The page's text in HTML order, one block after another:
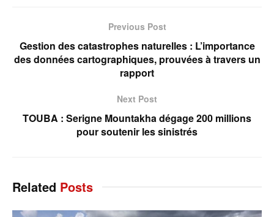
Previous Post
Gestion des catastrophes naturelles : L’importance
des données cartographiques, prouvées à travers un
rapport
Next Post
TOUBA : Serigne Mountakha dégage 200 millions
pour soutenir les sinistrés
Related Posts